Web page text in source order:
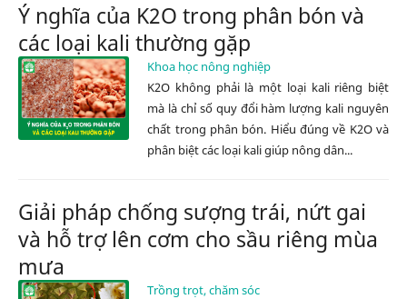
Ý nghĩa của K2O trong phân bón và
các loại kali thường gặp
Khoa học nông nghiệp
K2O không phải là một loại kali riêng biệt
mà là chỉ số quy đổi hàm lượng kali nguyên
chất trong phân bón. Hiểu đúng về K2O và
phân biệt các loại kali giúp nông dân...
Giải pháp chống sượng trái, nứt gai
và hỗ trợ lên cơm cho sầu riêng mùa
mưa
Trồng trọt, chăm sóc